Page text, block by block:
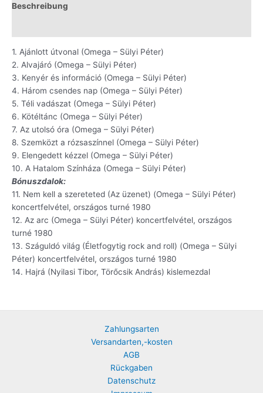
Beschreibung
1. Ajánlott útvonal (Omega – Sülyi Péter)
2. Alvajáró (Omega – Sülyi Péter)
3. Kenyér és információ (Omega – Sülyi Péter)
4. Három csendes nap (Omega – Sülyi Péter)
5. Téli vadászat (Omega – Sülyi Péter)
6. Kötéltánc (Omega – Sülyi Péter)
7. Az utolsó óra (Omega – Sülyi Péter)
8. Szemközt a rózsaszínnel (Omega – Sülyi Péter)
9. Elengedett kézzel (Omega – Sülyi Péter)
10. A Hatalom Színháza (Omega – Sülyi Péter)
Bónuszdalok:
11. Nem kell a szereteted (Az üzenet) (Omega – Sülyi Péter)
koncertfelvétel, országos turné 1980
12. Az arc (Omega – Sülyi Péter) koncertfelvétel, országos
turné 1980
13. Száguldó világ (Életfogytig rock and roll) (Omega – Sülyi
Péter) koncertfelvétel, országos turné 1980
14. Hajrá (Nyilasi Tibor, Törőcsik András) kislemezdal
Zahlungsarten
Versandarten,-kosten
AGB
Rückgaben
Datenschutz